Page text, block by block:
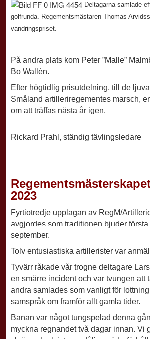
Deltagarna samlade
golfrunda. Regementsmästaren Thomas
vandringspriset.
På andra plats kom Peter ”Malle”
Bo Wallén.
Efter högtidlig prisutdelning, till de
Småland artilleriregementes marsch,
om att träffas nästa år igen.
Rickard Prahl, ständig tävlingsledare
Regementsmästerskapet
2023
Fyrtiotredje upplagan av RegM/
avgjordes som traditionen bjuder
september.
Tolv entusiastiska artillerister var
Tyvärr råkade vår trogne deltagare
en smärre incident och var tvungen att
andra samlades som vanligt för lottning
samspråk om framför allt gamla tider.
Banan var något tungspelad denna
myckna regnandet två dagar innan. Vi